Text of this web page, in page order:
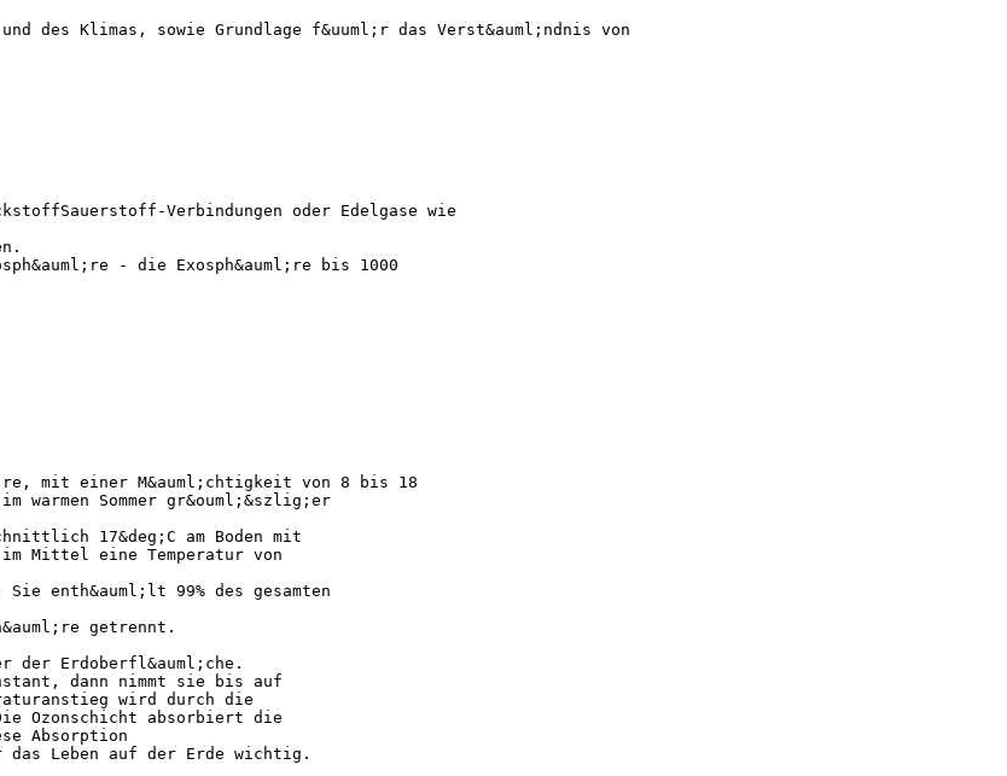
des Klimas, sowie Grundlage f&uuml;r das Verst&auml;ndnis von
Verbindungen oder Edelgase wie
- die Exosph&auml;re bis 1000
mit einer M&auml;chtigkeit von 8 bis 18
Sommer gr&ouml;&szlig;er
17&deg;C am Boden mit
Mittel eine Temperatur von
enth&auml;lt 99% des gesamten
getrennt.
der Erdoberfl&auml;che.
dann nimmt sie bis auf
wird durch die
Ozonschicht absorbiert die
Absorption
das Leben auf der Erde wichtig.